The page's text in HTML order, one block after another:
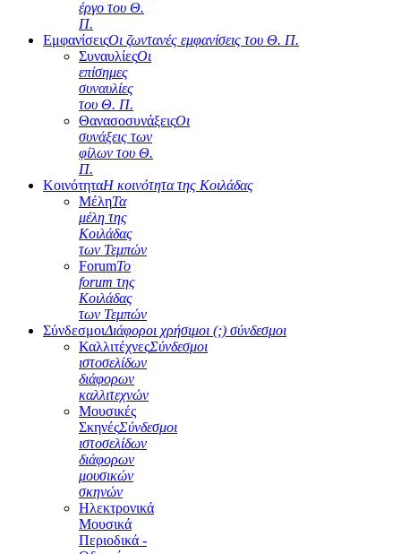
έργο του Θ.
Π.
ΕμφανίσειςΟι ζωντανές εμφανίσεις του Θ. Π.
ΣυναυλίεςΟι
επίσημες
συναυλίες
του Θ. Π.
ΘανασοσυνάξειςΟι
συνάξεις των
φίλων του Θ.
Π.
ΚοινότηταΗ κοινότητα της Κοιλάδας
ΜέληΤα
μέλη της
Κοιλάδας
των Τεμπών
ForumΤο
forum της
Κοιλάδας
των Τεμπών
ΣύνδεσμοιΔιάφοροι χρήσιμοι (;) σύνδεσμοι
ΚαλλιτέχνεςΣύνδεσμοι
ιστοσελίδων
διάφορων
καλλιτεχνών
Μουσικές
ΣκηνέςΣύνδεσμοι
ιστοσελίδων
διάφορων
μουσικών
σκηνών
Ηλεκτρονικά
Μουσικά
Περιοδικά -